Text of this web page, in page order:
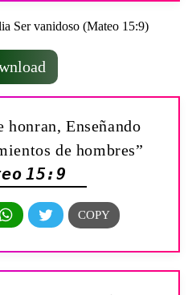
honran, Enseñando
de hombres”
15:9